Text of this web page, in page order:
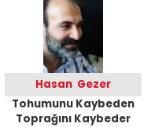
Hasan Gezer
Tohumunu Kaybeden
Toprağını Kaybeder